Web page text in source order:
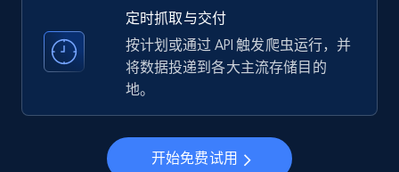
33.5K+ 3.5K+ 注册使用
Instagram - Profiles
Account, Fbid, ID, Followers, Posts count, Is
定时抓取与交付
按计划或通过 API 触发爬虫运行，并
将数据投递到各大主流存储目的
地。
开始免费试用